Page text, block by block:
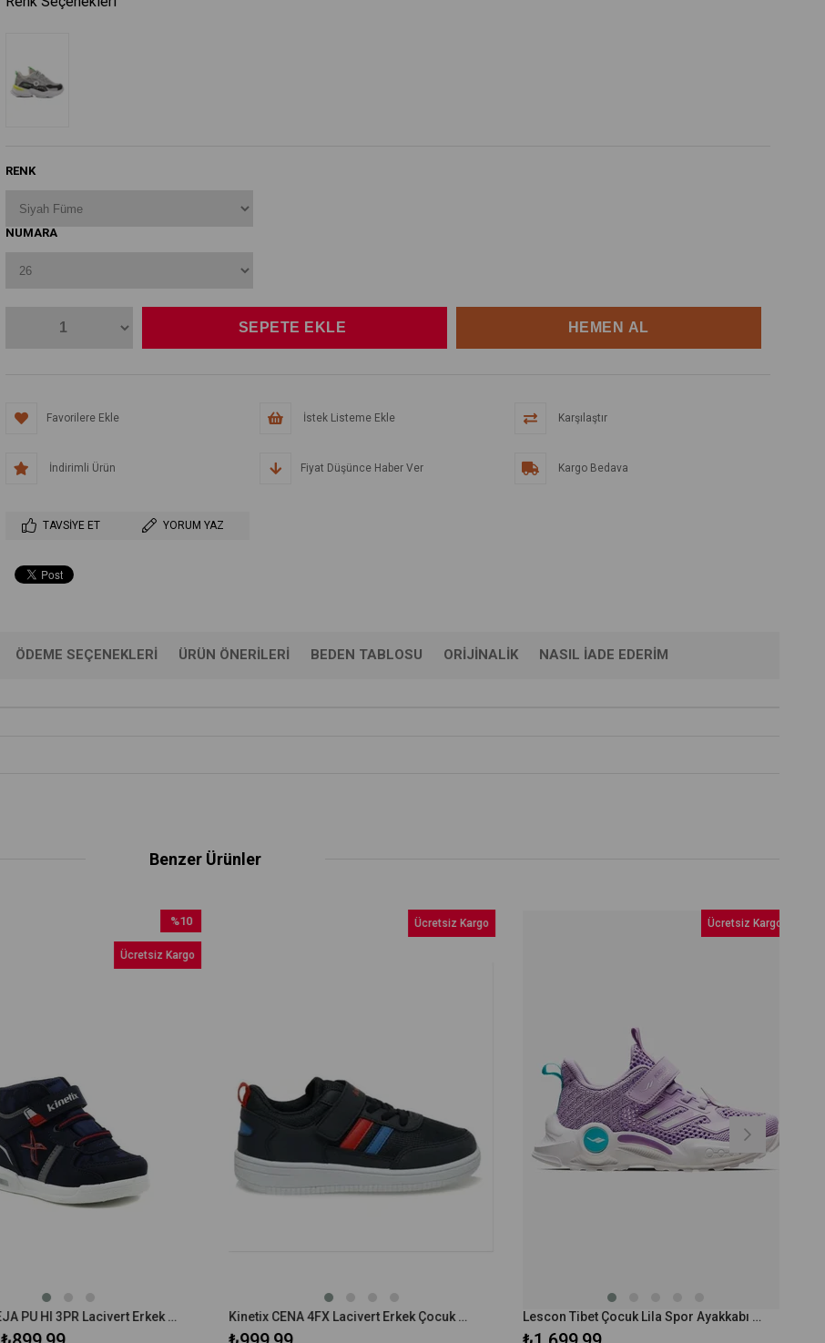
RENK
NUMARA
Favorilere Ekle İstek Listeme Ekle Karşılaştır
İndirimli Ürün Fiyat Düşünce Haber Ver Kargo Bedava
TAVSIYE ET YORUM YAZ
ÖDEME SEÇENEKLERI ÜRÜN ÖNERILERI BEDEN TABLOSU ORIJINALIK NASIL İADE EDERIM
Benzer Ürünler
Kinetix KREJA PU HI 3PR Lacivert Erkek Çocuk High Sneaker Ayakkabı
%10
İndirim
%10İndirim
Ücretsiz Kargo
Kinetix CENA 4FX Lacivert Erkek Çocuk Sneaker A10148810016010
Ücretsiz Kargo
Lescon Tibet Çocuk Lila Spor Ayakkabı 24BAC00TIBTF
Ücretsiz Kargo